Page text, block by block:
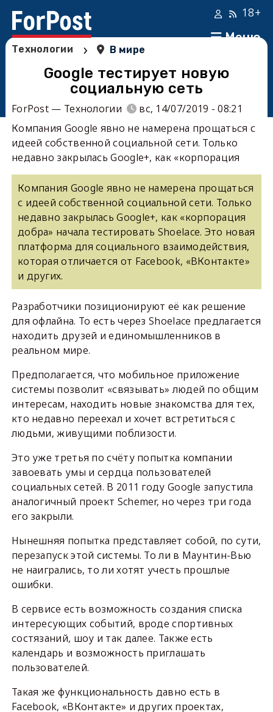
Меню
18+
Технологии › В мире
Google тестирует новую
социальную сеть
ForPost — Технологии
вс, 14/07/2019 - 08:21
Компания Google явно не намерена прощаться с
идеей собственной социальной сети. Только
недавно закрылась Google+, как «корпорация
Компания Google явно не намерена прощаться
с идеей собственной социальной сети. Только
недавно закрылась Google+, как «корпорация
добра» начала тестировать Shoelace. Это новая
платформа для социального взаимодействия,
которая отличается от Facebook, «ВКонтакте»
и других.
Разработчики позиционируют её как решение
для офлайна. То есть через Shoelace предлагается
находить друзей и единомышленников в
реальном мире.
Предполагается, что мобильное приложение
системы позволит «связывать» людей по общим
интересам, находить новые знакомства для тех,
кто недавно переехал и хочет встретиться с
людьми, живущими поблизости.
Это уже третья по счёту попытка компании
завоевать умы и сердца пользователей
социальных сетей. В 2011 году Google запустила
аналогичный проект Schemer, но через три года
его закрыли.
Нынешняя попытка представляет собой, по сути,
перезапуск этой системы. То ли в Маунтин-Вью
не наигрались, то ли хотят учесть прошлые
ошибки.
В сервисе есть возможность создания списка
интересующих событий, вроде спортивных
состязаний, шоу и так далее. Также есть
календарь и возможность приглашать
пользователей.
Такая же функциональность давно есть в
Facebook, «ВКонтакте» и других проектах,